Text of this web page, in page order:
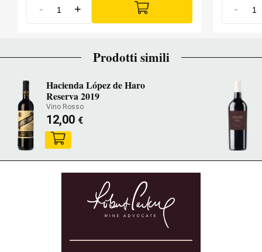
- + -
Prodotti simili
Hacienda López de Haro
Reserva 2019
Vino Rosso
12,00 €